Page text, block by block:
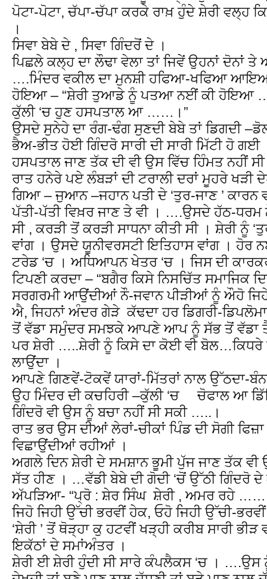
ਪੋਟਾ-ਪੋਟਾ, ਚੱਪਾ-ਚੱਪਾ ਕਰਕੇ ਰਾਖ਼ ਹੁੰਦੇ ਸ਼ੇਰੀ ਵਲ੍ਹ
।
ਸਿਵਾ ਬੇਬੇ ਦੇ , ਸਿਵਾ ਗਿੰਦਰੋਂ ਦੇ ।
ਪਿਛਲੇ ਕਲ੍ਹ ਦਾ ਲੌਢਾ ਵੇਲਾ ਤਾਂ ਜਿਵੇਂ ਉਹਨਾਂ ਦੋਨਾਂ
….ਮਿੰਦਰ ਵਕੀਲ ਦਾ ਮੁਨਸ਼ੀ ਹਫਿਆ-ਖਫਿਆ
ਹੋਇਆ – “ਸ਼ੇਰੀ ਤੁਆਡੇ ਨੂੰ ਪਤਆ ਨਈਂ ਕੀ ਹੋਇਆ
ਕੁੱਲੀ ‘ਚ ਹੁਣ ਹਸਪਤਾਲ ਆ ……।”
ਉਸਦੇ ਸੁਨੇਹੇ ਦਾ ਰੰਗ-ਢੰਗ ਸੁਣਦੀ ਬੇਬੇ ਤਾਂ ਡਿਗਦੀ
ਭੈਅ-ਭੀਤ ਹੋਈ ਗਿੰਦਰੋ ਸਾਰੀ ਦੀ ਸਾਰੀ ਮਿੱਟੀ ਹੋ ਗਈ
ਹਸਪਤਾਲ ਜਾਣ ਤੱਕ ਦੀ ਵੀ ਉਸ ਵਿੱਚ ਹਿੰਮਤ ਨਹੀਂ
ਰਾਤ ਹਨੇਰੇ ਪਏ ਲੰਬੜਾਂ ਦੀ ਟਰਾਲੀ ਦਰਾਂ ਮੂਹਰੇ ਖੜੀ
ਗਿਆ – ਜੁਆਨ –ਜਹਾਨ ਪਤੀ ਦੇ ‘ਤੁਰ-ਜਾਣ ’
ਪੱਤੀ-ਪੱਤੀ ਵਿਖ਼ਰ ਜਾਣ ਤੇ ਵੀ । ….ਉਸਦੇ ਹੱਠ-ਧਰਮ
ਸੀ , ਕਰੜੀ ਤੋਂ ਕਰੜੀ ਸਾਧਨਾ ਕੀਤੀ ਸੀ । ਸ਼ੇਰੀ ਨੂੰ
ਵਾਂਗ । ਉਸਦੇ ਯੂਨੀਵਰਸਟੀ ਇਤਿਹਾਸ ਵਾਂਗ ।
ਟਰੇਡ ‘ਚ । ਅਧਿਆਪਨ ਖੇਤਰ ‘ਚ । ਜਿਸ ਦੀ
ਟਿਪਣੀ ਕਰਦਾ – “ਬਗੈਰ ਕਿਸੇ ਨਿਸਚਿੱਤ ਸਮਾਜਿਕ
ਸਰਗਰਮੀ ਆਉਂਦੀਆਂ ਨੌ-ਜਵਾਨ ਪੀੜੀਆਂ ਨੂੰ ਔਹੋ ਜਿਹੇ
ਐ, ਜਿਹਨਾਂ ਅੰਦਰ ਗੇੜੇ ਕੱਢਦਾ ਹਰ ਡਿਗਰੀ-
ਤੋਂ ਵੱਡਾ ਸਮੁੰਦਰ ਸਮਝਕੇ ਆਪਣੇ ਆਪ ਨੂੰ ਸੱਭ ਤੋਂ ਵੱਡਾ
ਪਰ ਸ਼ੇਰੀ …..ਸ਼ੇਰੀ ਨੂੰ ਕਿਸੇ ਦਾ ਕੋਈ ਵੀ ਬੋਲ…ਕਿਧਰੇ
ਲਾਉਂਦਾ ।
ਆਪਣੇ ਗਿਣਵੇਂ-ਟੋਕਵੇਂ ਯਾਰਾਂ-ਮਿੱਤਰਾਂ ਨਾਲ ਉੱਠਦਾ-
ਉਹ ਮਿੰਦਰ ਦੀ ਕਚਹਿਰੀ –ਕੁੱਲੀ ‘ਚ ਚੋਫਾਲ ਆ
ਗਿੰਦਰੋ ਵੀ ਉਸ ਨੂੰ ਬਚਾ ਨਹੀਂ ਸੀ ਸਕੀ …..।
ਰਾਤ ਭਰ ਉਸ ਦੀਆਂ ਲੇਰਾਂ-ਚੀਕਾਂ ਪਿੰਡ ਦੀ ਸੋਗੀ
ਵਿਛਾਉਂਦੀਆਂ ਰਹੀਆਂ ।
ਅਗਲੇ ਦਿਨ ਸ਼ੇਰੀ ਦੇ ਸਮਸ਼ਾਨ ਭੂਮੀ ਪੁੱਜ ਜਾਣ ਤੱਕ
ਸੱਤ ਹੀਣ । …ਵੱਡੀ ਬੇਬੇ ਦੀ ਗੋਦੀ ‘ਚੋਂ ਉੱਠੀ ਗਿੰਦਰੋ
ਅੱਪੜਿਆ- “ਪ੍ਰੋ : ਸ਼ੇਰ ਸਿੰਘ ਸ਼ੇਰੀ , ਅਮਰ ਰਹੇ
ਜਿਹੋ ਜਿਹੀ ਉੱਚੀ ਭਰਵੀਂ ਹੇਕ, ਓਹੋ ਜਿਹੀ ਉੱਚੀ-
‘ਸ਼ੇਰੀ ’ ਤੋਂ ਥੋੜ੍ਹਾ ਕੁ ਹਟਵੀਂ ਖੜ੍ਹੀ ਕਰੀਬ ਸਾਰੀ
ਇਕੱਠਾਂ ਦੇ ਸਮਾਂਅੰਤਰ ।
ਸ਼ੇਰੀ ਈ ਸ਼ੇਰੀ ਹੁੰਦੀ ਸੀ ਸਾਰੇ ਕੰਪਲੈਕਸ ‘ਚ । ….ਉਸ